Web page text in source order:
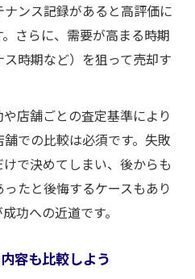
ンス記録があると高評価に
さらに、需要が高まる時期
ス時期など）を狙って売却す
店舗ごとの査定基準により
での比較は必須です。失敗
で決めてしまい、後からも
たと後悔するケースもあり
功への近道です。
容も比較しよう